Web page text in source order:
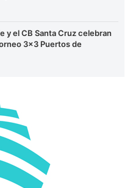
y el CB Santa Cruz celebran
3×3 Puertos de